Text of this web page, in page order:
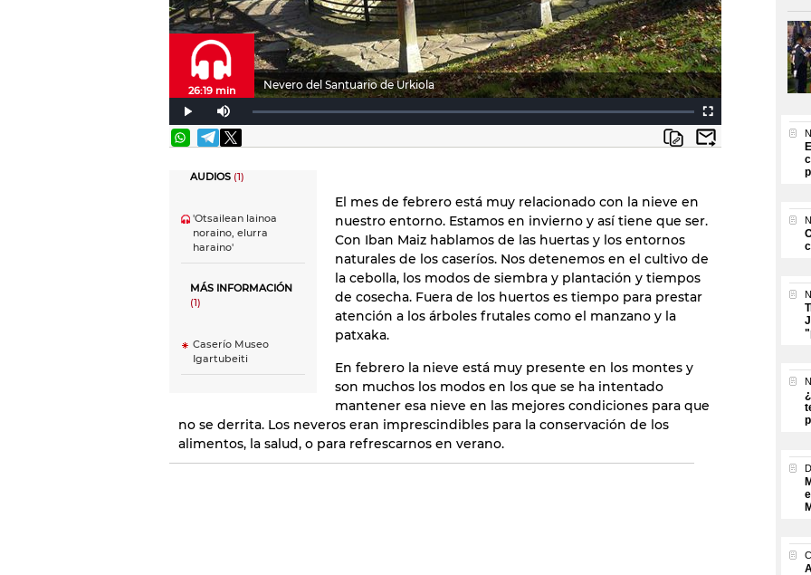
Nevero del Santuario de Urkiola
26:19 min
AUDIOS (1)
'Otsailean lainoa
noraino, elurra
haraino'
MÁS INFORMACIÓN
(1)
Caserío Museo
Igartubeiti
El mes de febrero está muy relacionado con la nieve en
nuestro entorno. Estamos en invierno y así tiene que ser.
Con Iban Maiz hablamos de las huertas y los entornos
naturales de los caseríos. Nos detenemos en el cultivo de
la cebolla, los modos de siembra y plantación y tiempos
de cosecha. Fuera de los huertos es tiempo para prestar
atención a los árboles frutales como el manzano y la
patxaka.
En febrero la nieve está muy presente en los montes y
son muchos los modos en los que se ha intentado
mantener esa nieve en las mejores condiciones para que
no se derrita. Los neveros eran imprescindibles para la conservación de los
alimentos, la salud, o para refrescarnos en verano.